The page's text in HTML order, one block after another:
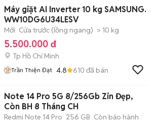
Máy giặt AI Inverter 10 kg SAMSUNG.
WW10DG6U34LESV
Mới Cửa trước (lồng ngang) > 10 kg
5.500.000 đ
Tp Hồ Chí Minh
Trần Thiện Đạt 4.8 610 đã bán
Note 14 Pro 5G 8/256Gb Zin Đẹp,
Còn BH 8 Tháng CH
Redmi Note 14 Pro 256 GB Còn bảo hành